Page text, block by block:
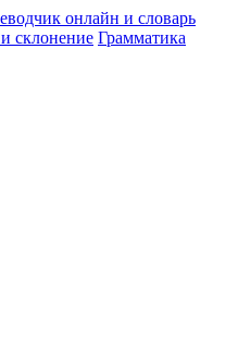
и склонение Грамматика